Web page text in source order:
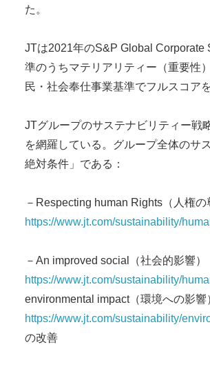
た。
JTは2021年のS&P Global Corporate
準のうちマテリアリティー（重要性
民・社会奉仕事業基準でフルスコア
JTグループのサステナビリティー戦
を網羅している。グループ全体のサ
絶対条件」である：
－Respecting human Rights（人権の
https://www.jt.com/sustainability/
－An improved social（社会的影響）
https://www.jt.com/sustainability/
environmental impact（環境への影響
https://www.jt.com/sustainability/
の改善